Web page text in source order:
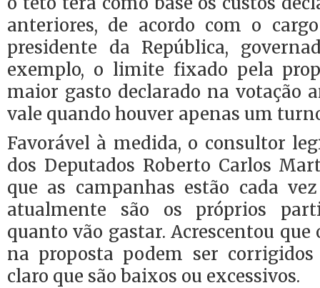
anteriores, de acordo com o
presidente da República,
exemplo, o limite fixado pela
maior gasto declarado na votação
vale quando houver apenas um
Favorável à medida, o consultor
dos Deputados Roberto Carlos
que as campanhas estão cada
atualmente são os próprios
quanto vão gastar. Acrescentou
na proposta podem ser
claro que são baixos ou excessivos.